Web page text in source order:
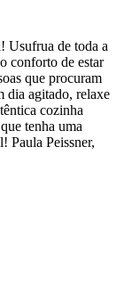
Usufrua de toda a
conforto de estar
que procuram
dia agitado, relaxe
cozinha
tenha uma
Paula Peissner,